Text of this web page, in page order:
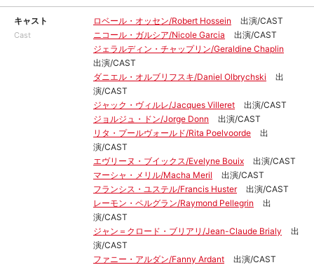
キャスト
Cast
ロベール・オッセン/Robert Hossein
出演/CAST
ニコール・ガルシア/Nicole Garcia
出演/CAST
ジェラルディン・チャップリン/Geraldine Chaplin
出演/CAST
ダニエル・オルブリフスキ/Daniel Olbrychski
出
演/CAST
ジャック・ヴィルレ/Jacques Villeret
出演/CAST
ジョルジュ・ドン/Jorge Donn
出演/CAST
リタ・プールヴォールド/Rita Poelvoorde
出
演/CAST
エヴリーヌ・ブイックス/Evelyne Bouix
出演/CAST
マーシャ・メリル/Macha Meril
出演/CAST
フランシス・ユステル/Francis Huster
出演/CAST
レーモン・ペルグラン/Raymond Pellegrin
出
演/CAST
ジャン＝クロード・ブリアリ/Jean-Claude Brialy
出
演/CAST
ファニー・アルダン/Fanny Ardant
出演/CAST